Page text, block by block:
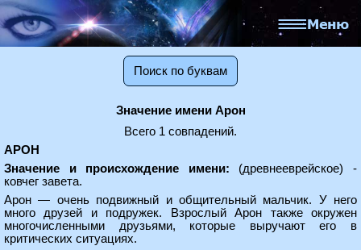
Поиск по буквам
Значение имени Арон
Всего 1 совпадений.
АРОН
Значение и происхождение имени: (древнееврейское) -
ковчег завета.
Арон — очень подвижный и общительный мальчик. У него
много друзей и подружек. Взрослый Арон также окружен
многочисленными друзьями, которые выручают его в
критических ситуациях.